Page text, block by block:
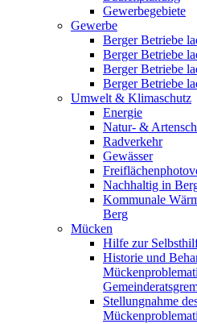
Gewerbegebiete
Gewerbe
Berger Betriebe
Berger Betriebe
Berger Betriebe
Berger Betriebe
Umwelt & Klimaschutz
Energie
Natur- &
Radverkehr
Gewässer
Nachhaltig in
Kommunale
Berg
Mücken
Hilfe zur
Historie und
Stellungnahme